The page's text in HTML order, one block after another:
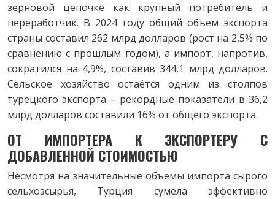
зерновой цепочке как крупный потребитель и
переработчик. В 2024 году общий объем экспорта
страны составил 262 млрд долларов (рост на 2,5% по
сравнению с прошлым годом), а импорт, напротив,
сократился на 4,9%, составив 344,1 млрд долларов.
Сельское хозяйство остаётся одним из столпов
турецкого экспорта – рекордные показатели в 36,2
млрд долларов составили 16% от общего экспорта.
ОТ ИМПОРТЕРА К ЭКСПОРТЕРУ С
ДОБАВЛЕННОЙ СТОИМОСТЬЮ
Несмотря на значительные объемы импорта сырого
сельхозсырья, Турция сумела эффективно